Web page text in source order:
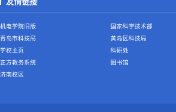
机电学院旧版 国家科学技术部
青岛市科技局
黄岛区科技局
学校主页
科研处
正方教务系统
图书馆
济南校区